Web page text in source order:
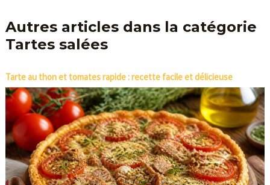
Autres articles dans la catégorie
Tartes salées
Tarte au thon et tomates rapide : recette facile et délicieuse